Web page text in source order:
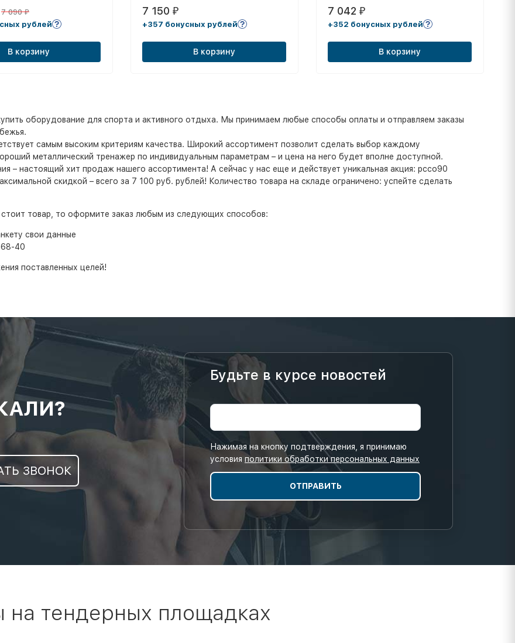
7 090₽
рублей
В корзину
7 150 ₽
+357 бонусных рублей
В корзину
7 042 ₽
+352 бонусных рублей
В корзину
оборудование для спорта и активного отдыха. Мы принимаем любые способы оплаты и отправляем заказы
самым высоким критериям качества. Широкий ассортимент позволит сделать выбор каждому
металлический тренажер по индивидуальным параметрам – и цена на него будет вполне доступной.
– настоящий хит продаж нашего ассортимента! А сейчас у нас еще и действует уникальная акция: pcco90
скидкой – всего за 7 100 руб. рублей! Количество товара на складе ограничено: успейте сделать
товар, то оформите заказ любым из следующих способов:
свои данные
40
поставленных целей!
ЗВОНОК
Будьте в курсе новостей
Нажимая на кнопку подтверждения, я принимаю
условия политики обработки персональных данных
на тендерных площадках